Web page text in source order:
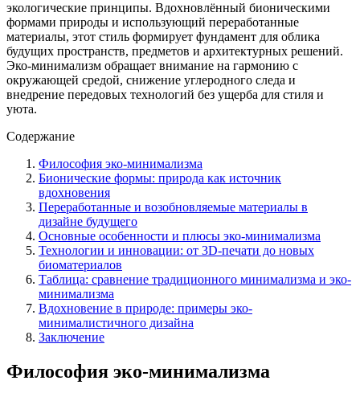
экологические принципы. Вдохновлённый бионическими
формами природы и использующий переработанные
материалы, этот стиль формирует фундамент для облика
будущих пространств, предметов и архитектурных решений.
Эко-минимализм обращает внимание на гармонию с
окружающей средой, снижение углеродного следа и
внедрение передовых технологий без ущерба для стиля и
уюта.
Содержание
Философия эко-минимализма
Бионические формы: природа как источник
вдохновения
Переработанные и возобновляемые материалы в
дизайне будущего
Основные особенности и плюсы эко-минимализма
Технологии и инновации: от 3D-печати до новых
биоматериалов
Таблица: сравнение традиционного минимализма и эко-
минимализма
Вдохновение в природе: примеры эко-
минималистичного дизайна
Заключение
Философия эко-минимализма